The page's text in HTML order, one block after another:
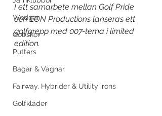
Wedgar
Golfskor
Putters
Bagar & Vagnar
Fairway, Hybrider & Utility irons
Golfkläder
I ett samarbete mellan Golf Pride
och EON Productions lanseras ett
golfgrepp med 007-tema i limited
edition.